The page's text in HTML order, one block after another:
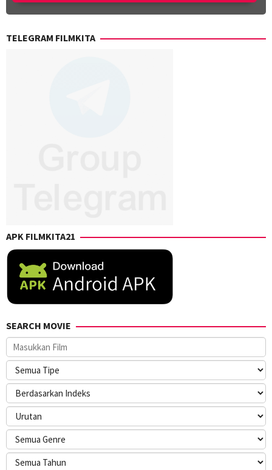
TELEGRAM FILMKITA
APK FILMKITA21
SEARCH MOVIE